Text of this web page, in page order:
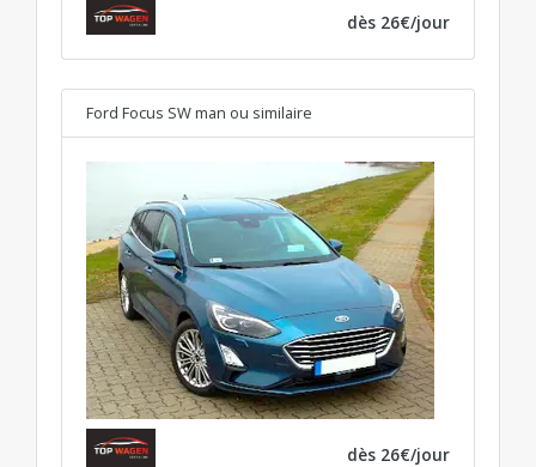
dès 26€/jour
Ford Focus SW man ou similaire
dès 26€/jour